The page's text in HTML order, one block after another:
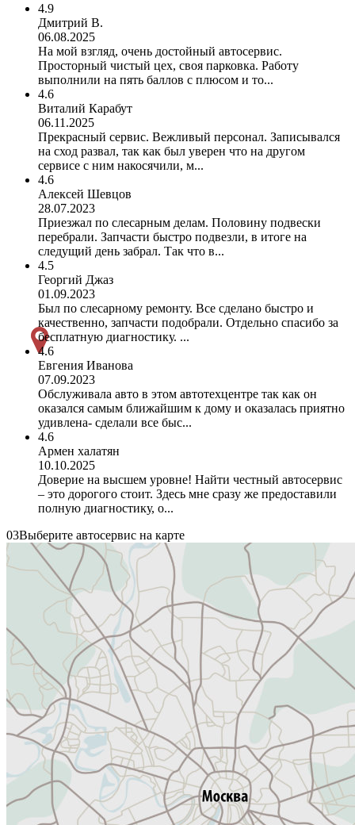
4.9
Дмитрий В.
06.08.2025
На мой взгляд, очень достойный автосервис.
Просторный чистый цех, своя парковка. Работу
выполнили на пять баллов с плюсом и то...
4.6
Виталий Карабут
06.11.2025
Прекрасный сервис. Вежливый персонал. Записывался
на сход развал, так как был уверен что на другом
сервисе с ним накосячили, м...
4.6
Алексей Шевцов
28.07.2023
Приезжал по слесарным делам. Половину подвески
перебрали. Запчасти быстро подвезли, в итоге на
следущий день забрал. Так что в...
4.5
Георгий Джаз
01.09.2023
Был по слесарному ремонту. Все сделано быстро и
качественно, запчасти подобрали. Отдельно спасибо за
бесплатную диагностику. ...
4.6
Евгения Иванова
07.09.2023
Обслуживала авто в этом автотехцентре так как он
оказался самым ближайшим к дому и оказалась приятно
удивлена- сделали все быс...
4.6
Армен халатян
10.10.2025
Доверие на высшем уровне! Найти честный автосервис
– это дорогого стоит. Здесь мне сразу же предоставили
полную диагностику, о...
03Выберите автосервис на карте